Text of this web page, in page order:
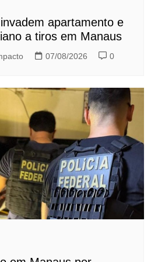
apartamento e
a tiros em Manaus
07/08/2026 0